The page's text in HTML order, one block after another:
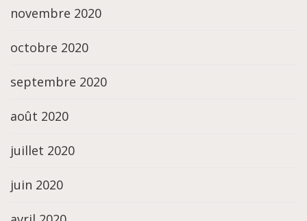
novembre 2020
octobre 2020
septembre 2020
août 2020
juillet 2020
juin 2020